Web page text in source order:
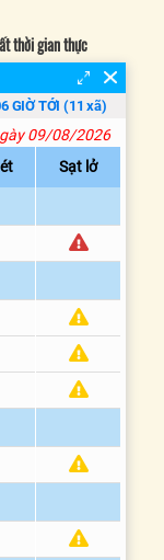
thời gian thực
GIỜ TỚI (11 xã)
09/08/2026
Sạt lở